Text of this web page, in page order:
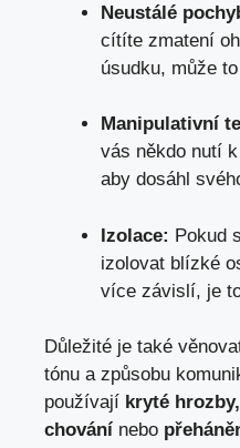
Neustálé
cítíte zmatení
úsudku, může
Manipulativní
vás někdo nutí
aby dosáhl
Izolace: Pokud
izolovat blízké
více závislí, je
Důležité je také
tónu a způsobu
používají kryté
chování nebo